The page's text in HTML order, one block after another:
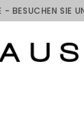
- BESUCHEN SIE